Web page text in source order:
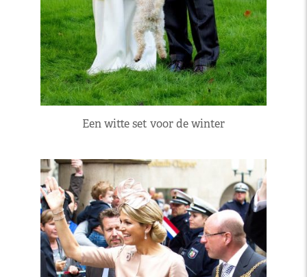
Een witte set voor de winter